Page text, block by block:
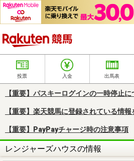
投票 入金 出馬表
【重要】パスキーログインの一時停止に
【重要】楽天競馬に登録されている情
【重要】PayPayチャージ時の注意事項
レンジャーズハウスの情報